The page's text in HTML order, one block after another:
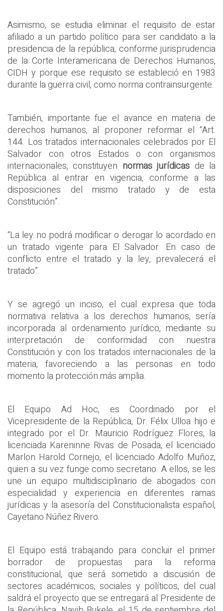
Asimismo, se estudia eliminar el requisito de estar
afiliado a un partido político para ser candidato a la
presidencia de la república, conforme jurisprudencia
de la Corte Interamericana de Derechos Humanos,
CIDH y porque ese requisito se estableció en 1983
durante la guerra civil, como norma contrainsurgente.
También, importante fue el avance en materia de
derechos humanos, al proponer reformar el “Art.
144. Los tratados internacionales celebrados por El
Salvador con otros Estados o con organismos
internacionales, constituyen normas jurídicas de la
República al entrar en vigencia, conforme a las
disposiciones del mismo tratado y de esta
Constitución”.
“La ley no podrá modificar o derogar lo acordado en
un tratado vigente para El Salvador. En caso de
conflicto entre el tratado y la ley, prevalecerá el
tratado”.
Y se agregó un inciso, el cual expresa que toda
normativa relativa a los derechos humanos, sería
incorporada al ordenamiento jurídico, mediante su
interpretación de conformidad con nuestra
Constitución y con los tratados internacionales de la
materia, favoreciendo a las personas en todo
momento la protección más amplia.
El Equipo Ad Hoc, es Coordinado por el
Vicepresidente de la República, Dr. Félix Ulloa hijo e
integrado por el Dr. Mauricio Rodríguez Flores, la
licenciada Kareninne Rivas de Posada, el licenciado
Marlon Harold Cornejo, el licenciado Adolfo Muñoz,
quien a su vez funge como secretario. A ellos, se les
une un equipo multidisciplinario de abogados con
especialidad y experiencia en diferentes ramas
jurídicas y la asesoría del Constitucionalista español,
Cayetano Núñez Rivero.
El Equipo está trabajando para concluir el primer
borrador de propuestas para la reforma
constitucional, que será sometido a discusión de
sectores académicos, sociales y políticos, del cual
saldrá el proyecto que se entregará al Presidente de